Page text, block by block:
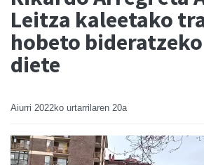
Leitza kaleetako
hobeto
diete
Aiurri 2022ko urtarrilaren 20a